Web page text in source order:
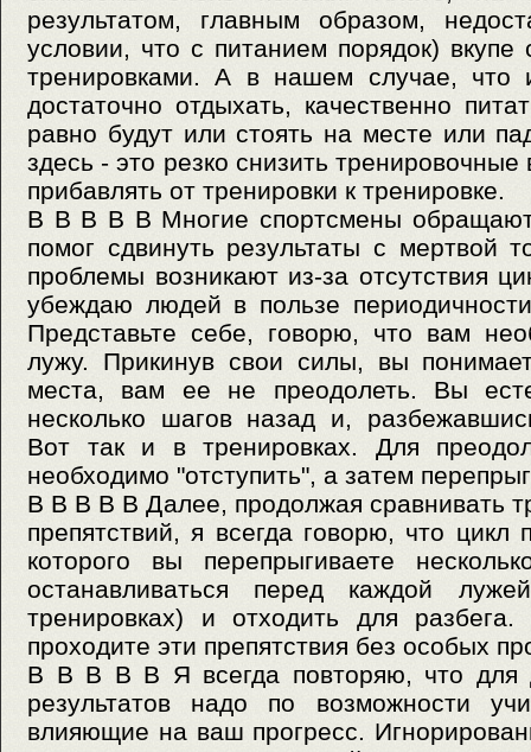
результатом, главным образом,
условии, что с питанием порядок) вкупе
тренировками. А в нашем случае, что
достаточно отдыхать, качественно
равно будут или стоять на месте или
здесь - это резко снизить
прибавлять от тренировки к тренировке.
В В В В В Многие спортсмены
помог сдвинуть результаты с мертвой
проблемы возникают из-за отсутствия
убеждаю людей в пользе
Представьте себе, говорю, что вам
лужу. Прикинув свои силы, вы
места, вам ее не преодолеть. Вы
несколько шагов назад и,
Вот так и в тренировках. Для
необходимо "отступить", а затем
В В В В В Далее, продолжая сравнивать
препятствий, я всегда говорю, что цикл
которого вы перепрыгиваете
останавливаться перед каждой
тренировках) и отходить для
проходите эти препятствия без особых
В В В В В Я всегда повторяю, что для
результатов надо по возможности
влияющие на ваш прогресс.